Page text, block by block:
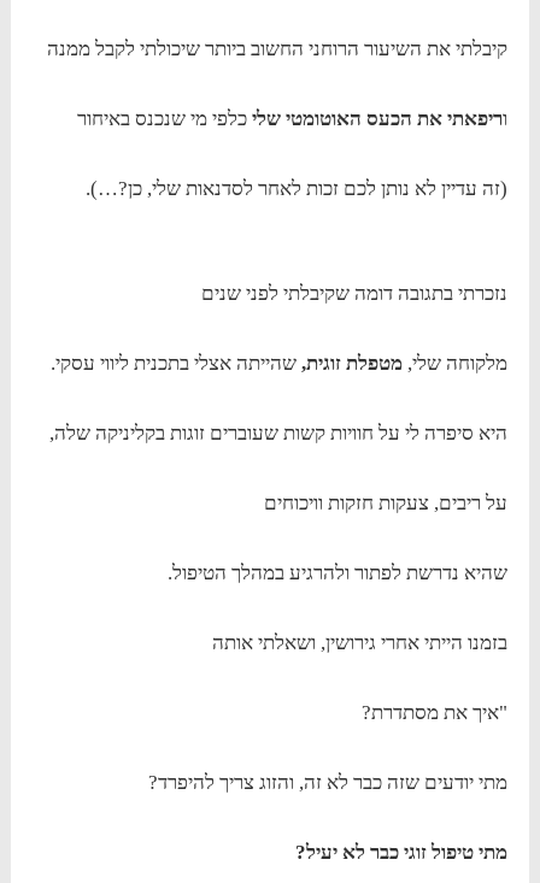
קיבלתי את השיעור הרוחני החשוב ביותר שיכולתי לקבל ממנה
וריפאתי את הכעס האוטומטי שלי כלפי מי שנכנס באיחור
(זה עדיין לא נותן לכם זכות לאחר לסדנאות שלי, כן?…).
נזכרתי בתגובה דומה שקיבלתי לפני שנים
מלקוחה שלי,מטפלת זוגית, שהייתה אצלי בתכנית ליווי עסקי.
היא סיפרה לי על חוויות קשות שעוברים זוגות בקליניקה שלה,
על ריבים, צעקות חזקות וויכוחים
שהיא נדרשת לפתור ולהרגיע במהלך הטיפול.
בזמנו הייתי אחרי גירושין, ושאלתי אותה
"איך את מסתדרת?
מתי יודעים שזה כבר לא זה, והזוג צריך להיפרד?
מתי טיפול זוגי כבר לא יעיל?